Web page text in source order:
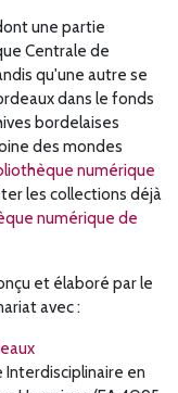
une partie
Centrale de
qu'une autre se
dans le fonds
bordelaises
des mondes
numérique
les collections déjà
numérique de
et élaboré par le
avec :
Interdisciplinaire en